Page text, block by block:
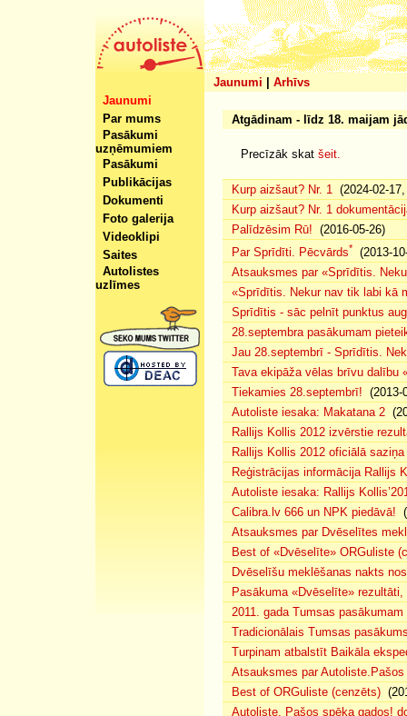
Jaunumi
Arhīvs
Jaunumi
Par mums
Pasākumi
uzņēmumiem
Pasākumi
Publikācijas
Dokumenti
Foto galerija
Videoklipi
Saites
Autolistes
uzlīmes
Atgādinam - līdz 18. maijam
Precīzāk skat šeit.
Kurp aizšaut? Nr. 1 (2024-02-
Kurp aizšaut? Nr. 1
Palīdzēsim Rū! (2016-05-26)
Par Sprīdīti. Pēcvārds*
(2013-
Atsauksmes par «Sprīdītis.
«Sprīdītis. Nekur nav tik labi kā
Sprīdītis - sāc pelnīt punktus
28.septembra pasākumam
Jau 28.septembrī - Sprīdītis.
Tava ekipāža vēlas brīvu dalību
Tiekamies 28.septembrī! (2013-
Autoliste iesaka: Makatana 2
Rallijs Kollis 2012 izvērstie
Rallijs Kollis 2012 oficiālā saziņa
Reģistrācijas informācija Rallijs
Autoliste iesaka: Rallijs
Calibra.lv 666 un NPK piedāvā!
Atsauksmes par Dvēselītes
Best of «Dvēselīte» ORGuliste
Dvēselīšu meklēšanas nakts
Pasākuma «Dvēselīte»
2011. gada Tumsas
Tradicionālais Tumsas
Turpinam atbalstīt Baikāla
Atsauksmes par
Best of ORGuliste (cenzēts)
Autoliste. Pašos spēka gados!